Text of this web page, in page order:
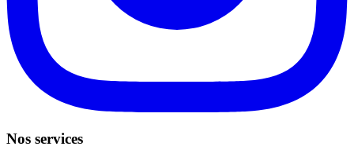
Nos services